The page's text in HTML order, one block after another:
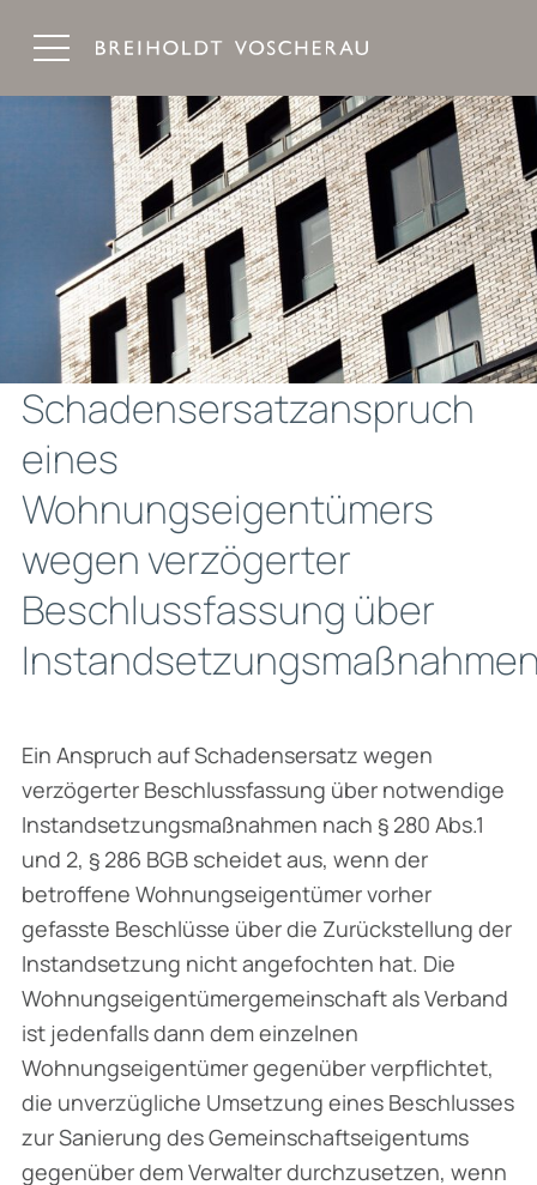
Schadensersatzanspruch
eines
Wohnungseigentümers
wegen verzögerter
Beschlussfassung über
Ein Anspruch auf Schadensersatz wegen
verzögerter Beschlussfassung über notwendige
Instandsetzungsmaßnahmen nach § 280 Abs.1
und 2, § 286 BGB scheidet aus, wenn der
betroffene Wohnungseigentümer vorher
gefasste Beschlüsse über die Zurückstellung der
Instandsetzung nicht angefochten hat. Die
Wohnungseigentümergemeinschaft als Verband
ist jedenfalls dann dem einzelnen
Wohnungseigentümer gegenüber verpflichtet,
die unverzügliche Umsetzung eines Beschlusses
zur Sanierung des Gemeinschaftseigentums
gegenüber dem Verwalter durchzusetzen, wenn